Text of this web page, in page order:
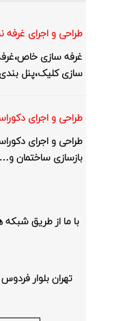
طراحی و اجرای غرفه
غرفه سازی
سازی کلیک،پنل
طراحی و اجرای
طراحی و اجرای
بازسازی ساختمان و…
با ما از طریق
تهران بلوار